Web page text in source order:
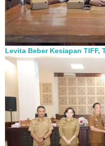
Levita Beber Kesiapan TIFF,